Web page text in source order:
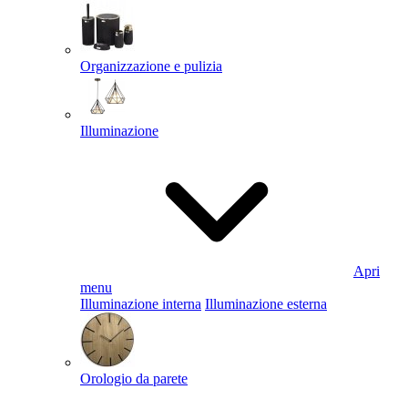
Organizzazione e pulizia
Illuminazione
Apri
menu
Illuminazione interna Illuminazione esterna
Orologio da parete